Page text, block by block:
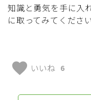
知識と勇気を手に入
に取ってみてください
favorite いいね 6